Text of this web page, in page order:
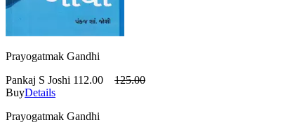
Prayogatmak Gandhi
Pankaj S Joshi 112.00
125.00
BuyDetails
Prayogatmak Gandhi